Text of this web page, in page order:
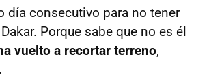
día consecutivo para no tener
Porque sabe que no es él
vuelto a recortar terreno,